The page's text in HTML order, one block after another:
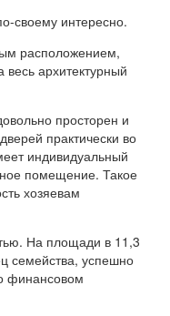
своему интересно.
расположением,
архитектурный
просторен и
практически во
индивидуальный
помещение. Такое
хозяевам
На площади в 11,3
семейства, успешно
финансовом